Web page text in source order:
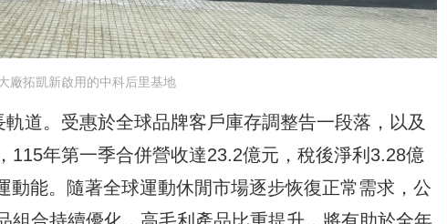
廠拓凱新啟用的中科后里基地
道。受惠於全球品牌客戶庫存調整告一段落，以及
115年第一季合併營收達23.2億元，稅後淨利3.28億
動能。隨著全球運動休閒市場逐步恢復正常需求，公